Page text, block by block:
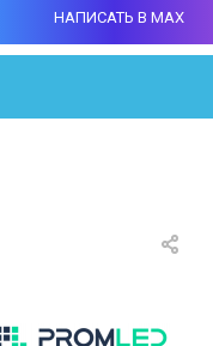
НАПИСАТЬ В MAX